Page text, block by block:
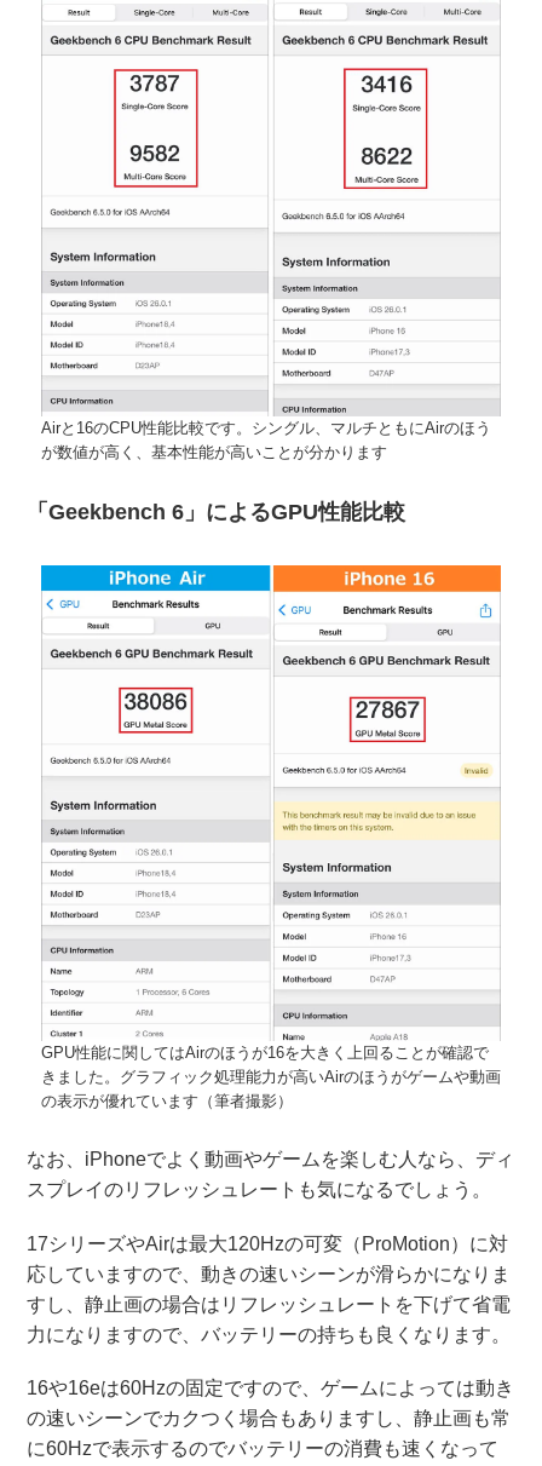
Airと16のCPU性能比較です。シングル、マルチともにAirのほう
が数値が高く、基本性能が高いことが分かります
「Geekbench 6」によるGPU性能比較
GPU性能に関してはAirのほうが16を大きく上回ることが確認で
きました。グラフィック処理能力が高いAirのほうがゲームや動画
の表示が優れています（筆者撮影）
なお、iPhoneでよく動画やゲームを楽しむ人なら、ディ
スプレイのリフレッシュレートも気になるでしょう。
17シリーズやAirは最大120Hzの可変（ProMotion）に対
応していますので、動きの速いシーンが滑らかになりま
すし、静止画の場合はリフレッシュレートを下げて省電
力になりますので、バッテリーの持ちも良くなります。
16や16eは60Hzの固定ですので、ゲームによっては動き
の速いシーンでカクつく場合もありますし、静止画も常
に60Hzで表示するのでバッテリーの消費も速くなって